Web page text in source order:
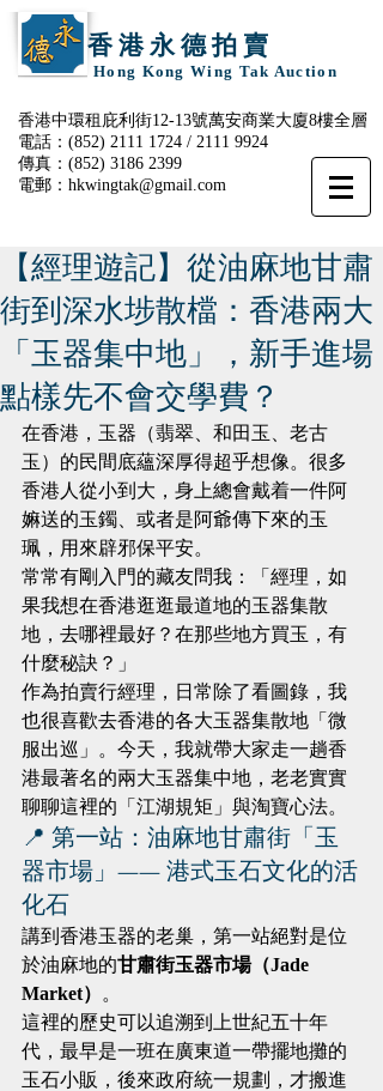
香 港 永 德 拍 賣
Hong Kong Wing Tak Auction
香港中環租庇利街12-13號萬安商業大廈8樓全層
電話：(852) 2111 1724 / 2111 9924
傳真：(852) 3186 2399
電郵： hkwingtak@gmail.com
【經理遊記】從油麻地甘肅
街到深水埗散檔：香港兩大
「玉器集中地」，新手進場
點樣先不會交學費？
在香港，玉器（翡翠、和田玉、老古
玉）的民間底蘊深厚得超乎想像。很多
香港人從小到大，身上總會戴着一件阿
嫲送的玉鐲、或者是阿爺傳下來的玉
珮，用來辟邪保平安。
常常有剛入門的藏友問我：「經理，如
果我想在香港逛逛最道地的玉器集散
地，去哪裡最好？在那些地方買玉，有
什麼秘訣？」
作為拍賣行經理，日常除了看圖錄，我
也很喜歡去香港的各大玉器集散地「微
服出巡」。今天，我就帶大家走一趟香
港最著名的兩大玉器集中地，老老實實
聊聊這裡的「江湖規矩」與淘寶心法。
📍 第一站：油麻地甘肅街「玉
器市場」—— 港式玉石文化的活
化石
講到香港玉器的老巢，第一站絕對是位
於油麻地的甘肅街玉器市場（Jade
Market）
。
這裡的歷史可以追溯到上世紀五十年
代，最早是一班在廣東道一帶擺地攤的
玉石小販，後來政府統一規劃，才搬進